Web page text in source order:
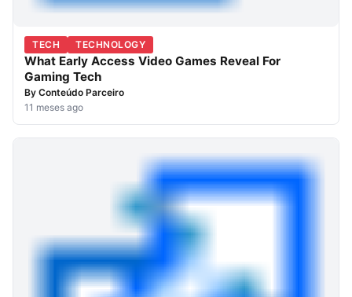
TECH TECHNOLOGY
What Early Access Video Games Reveal For
Gaming Tech
By Conteúdo Parceiro
11 meses ago